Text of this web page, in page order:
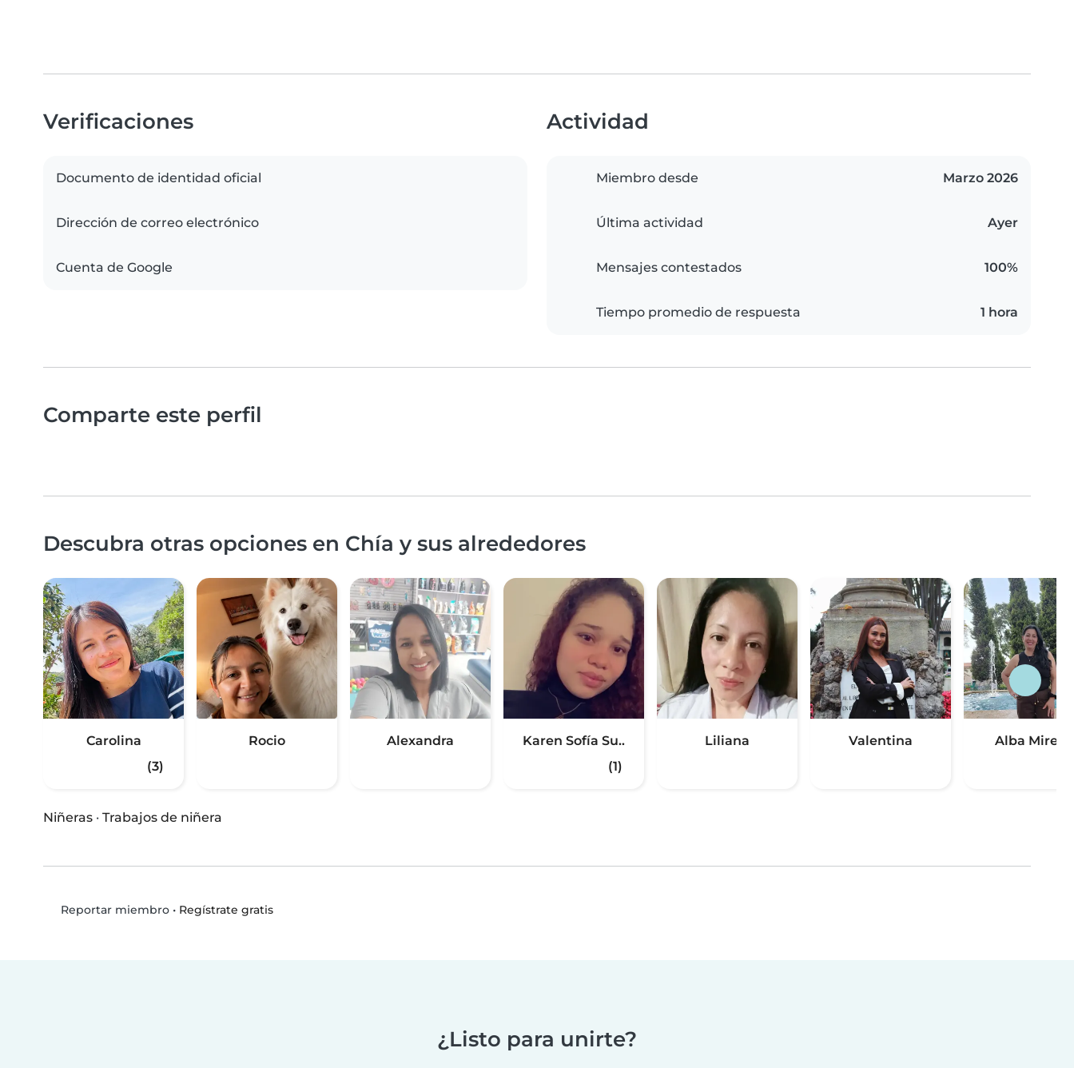
Verificaciones
Documento de identidad oficial
Dirección de correo electrónico
Cuenta de Google
Actividad
Miembro desde Marzo 2026
Última actividad Ayer
Mensajes contestados 100%
Tiempo promedio de respuesta 1 hora
Comparte este perfil
Descubra otras opciones en Chía y sus alrededores
Carolina
(3)
Rocio Alexandra
Karen Sofía Su..
(1)
Liliana Valentina Alba Mireya
Niñeras · Trabajos de niñera
Reportar miembro• Regístrate gratis
¿Listo para unirte?